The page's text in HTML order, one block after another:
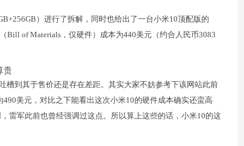
）进行了拆解，同时也给出了一台小米10顶配版的
Bill of Materials，仅硬件）成本为440美元（约合人民币3083
槽到其于售价还是存在差距。其实大家不妨参考下该网站此前
490美元，对比之下能看出这次小米10的硬件成本确实还蛮高
雷军此前也曾经强调过这点。所以算上这些的话，小米10的这